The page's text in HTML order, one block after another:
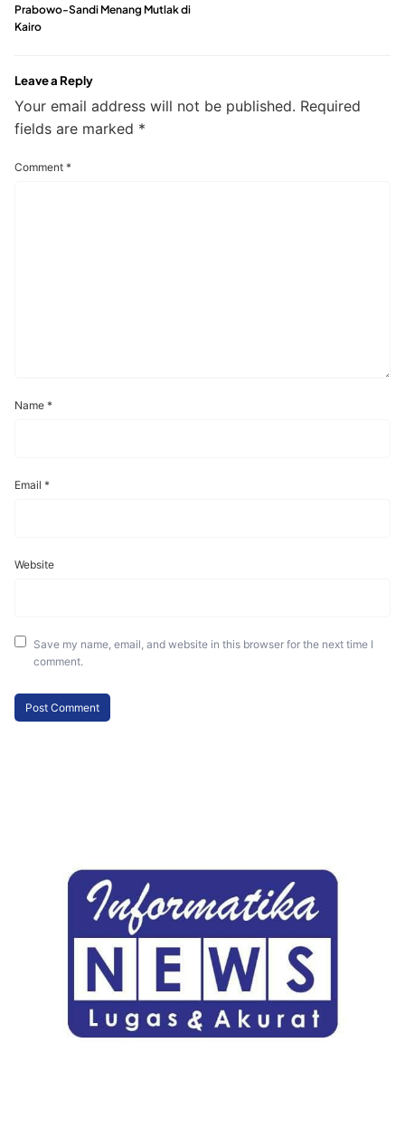
Prabowo-Sandi Menang Mutlak di
Kairo
Leave a Reply
Your email address will not be published. Required
fields are marked *
Comment *
Name *
Email *
Website
Save my name, email, and website in this browser for the next time I
comment.